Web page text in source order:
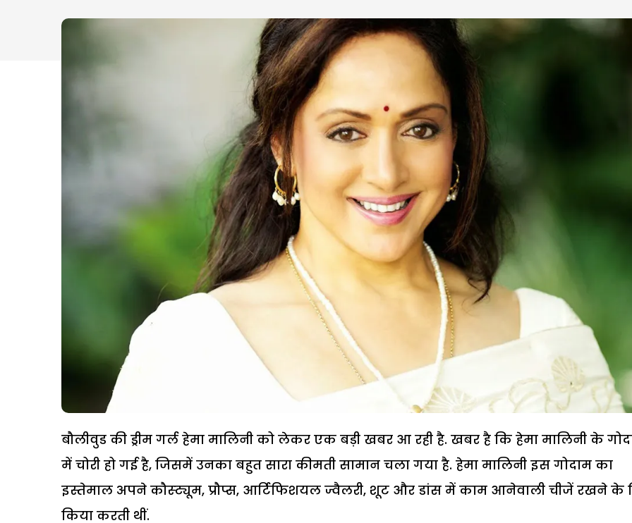
बौलीवुड की ड्रीम गर्ल हेमा मालिनी को लेकर एक बड़ी खबर आ रही है. खबर है कि हेमा मालिनी के
में चोरी हो गई है, जिसमें उनका बहुत सारा कीमती सामान चला गया है. हेमा मालिनी इस गोदाम का
इस्तेमाल अपने कौस्ट्यूम, प्रौप्स, आर्टिफिशयल ज्वैलरी, शूट और डांस में काम आनेवाली चीजें रखने के
किया करती थीं.